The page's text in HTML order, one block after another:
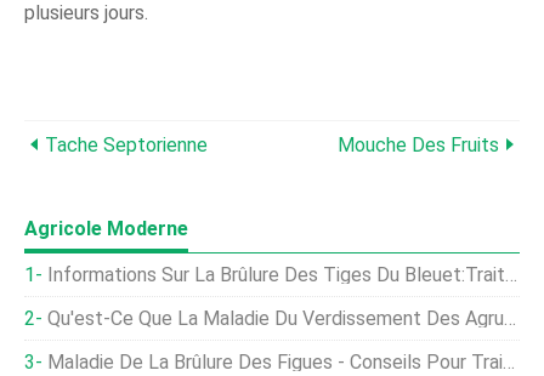
plusieurs jours.
Tache Septorienne Mouche Des Fruits
Agricole Moderne
Informations Sur La Brûlure Des Tiges Du Bleuet:Traiter Les Bleuets Avec La Maladie De La Brûlure Des Tiges
Qu'est-Ce Que La Maladie Du Verdissement Des Agrumes :sauver Les Plantes Affectées Par Le Verdissement Des Agrumes
Maladie De La Brûlure Des Figues - Conseils Pour Traiter La Brûlure Rose Des Figues